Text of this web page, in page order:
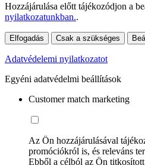
Hozzájárulása előtt tájékozódjon a
nyilatkozatunkban..
Elfogadás Csak a szükséges
Adatvédelemi nyilatkozatot
Egyéni adatvédelmi beállítások
Customer match marketing
Az Ön hozzájárulásával
promóciókról is, és releváns
Ebből a célból az Ön